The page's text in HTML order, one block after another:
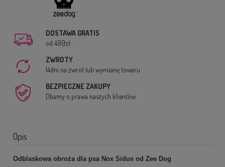
DOSTAWA GRATIS
od 499zł
ZWROTY
14dni na zwrot lub wymianę towaru
BEZPIECZNE ZAKUPY
Dbamy o prawa naszych klientów
Opis
Odblaskowa obroża dla psa Nox Sidus od Zee Dog